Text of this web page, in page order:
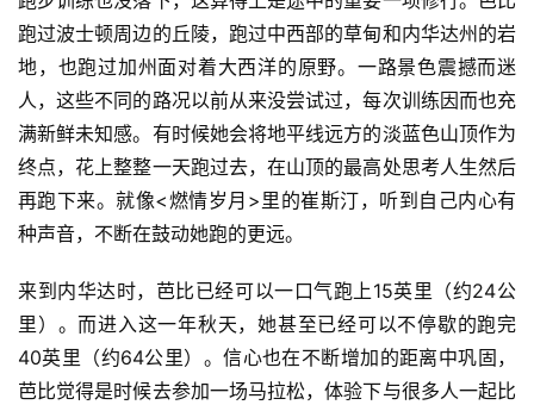
跑过波士顿周边的丘陵，跑过中西部的草甸和内华达州的岩
地，也跑过加州面对着大西洋的原野。一路景色震撼而迷
人，这些不同的路况以前从来没尝试过，每次训练因而也充
满新鲜未知感。 有时候她会将地平线远方的淡蓝色山顶作为
终点，花上整整一天跑过去，在山顶的最高处思考人生然后
再跑下来。就像<燃情岁月>里的崔斯汀，听到自己内心有
种声音，不断在鼓动她跑的更远。
来到内华达时，芭比已经可以一口气跑上15英里（约24公
里）。而进入这一年秋天，她甚至已经可以不停歇的跑完
40英里（约64公里）。信心也在不断增加的距离中巩固，
芭比觉得是时候去参加一场马拉松，体验下与很多人一起比